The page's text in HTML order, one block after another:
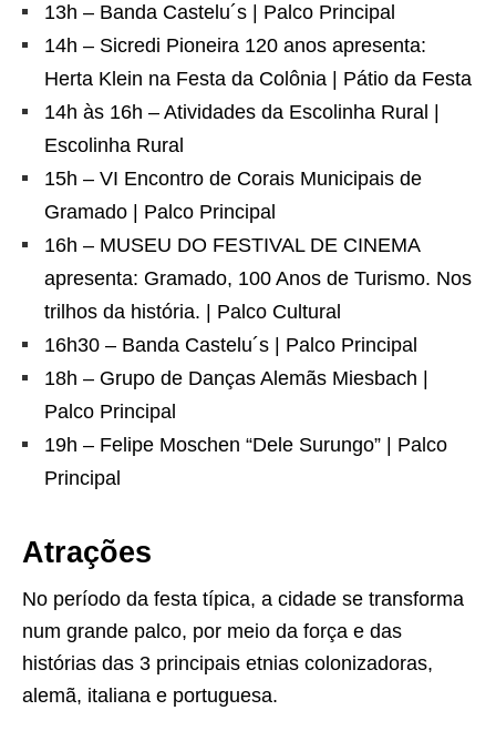
13h – Banda Castelu´s | Palco Principal
14h – Sicredi Pioneira 120 anos apresenta:
Herta Klein na Festa da Colônia | Pátio da Festa
14h às 16h – Atividades da Escolinha Rural |
Escolinha Rural
15h – VI Encontro de Corais Municipais de
Gramado | Palco Principal
16h – MUSEU DO FESTIVAL DE CINEMA
apresenta: Gramado, 100 Anos de Turismo. Nos
trilhos da história. | Palco Cultural
16h30 – Banda Castelu´s | Palco Principal
18h – Grupo de Danças Alemãs Miesbach |
Palco Principal
19h – Felipe Moschen “Dele Surungo” | Palco
Principal
Atrações
No período da festa típica, a cidade se transforma
num grande palco, por meio da força e das
histórias das 3 principais etnias colonizadoras,
alemã, italiana e portuguesa.